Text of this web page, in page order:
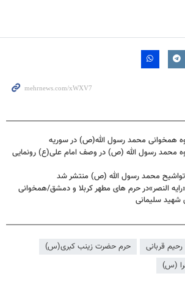
محمد رسول الله (ص) در وصف امام علی(ع) رونمایی
تواشیح محمد رسول الله (ص) منتشر شد
النصر»در حرم های مطهر کربلا و دمشق/همخوانی
شهید سلیمانی
رحیم قربانی
حرم حضرت زینب کبری(س)
(س)